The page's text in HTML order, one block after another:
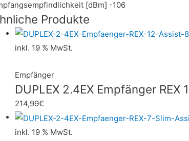
[dBm] -106
Produkte
inkl. 19 % MwSt.
Empfänger
DUPLEX 2.4EX Empfänger REX
214,99€
inkl. 19 % MwSt.